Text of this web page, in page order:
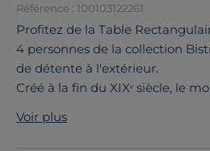
Référence : 100103122261
Profitez de la Table
4 personnes de la collection
de détente à l'extérieur.
Créé à la fin du XIXᵉ siècle, le
apprécié pour sa simplicité et sa
rangement.
Voir plus